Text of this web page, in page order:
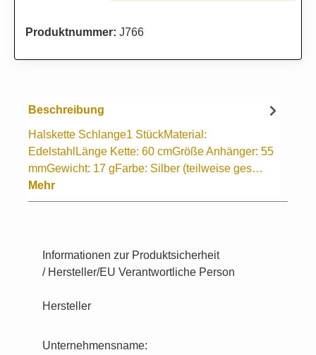
Produktnummer: J766
Beschreibung
Halskette Schlange1 StückMaterial:
EdelstahlLänge Kette: 60 cmGröße Anhänger: 55
mmGewicht: 17 gFarbe: Silber (teilweise ges…
Mehr
Informationen zur Produktsicherheit
/ Hersteller/EU Verantwortliche Person
Hersteller
Unternehmensname: